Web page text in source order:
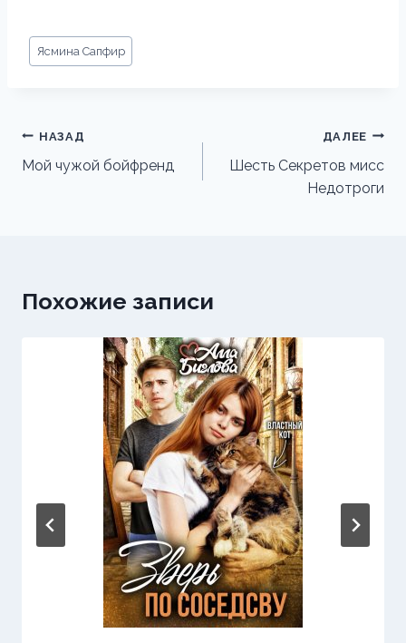
Метки
записи:
Ясмина Сапфир
Навигация
по
НАЗАД
Мой чужой бойфренд
ДАЛЕЕ
Шесть Секретов мисс
Недотроги
Похожие записи